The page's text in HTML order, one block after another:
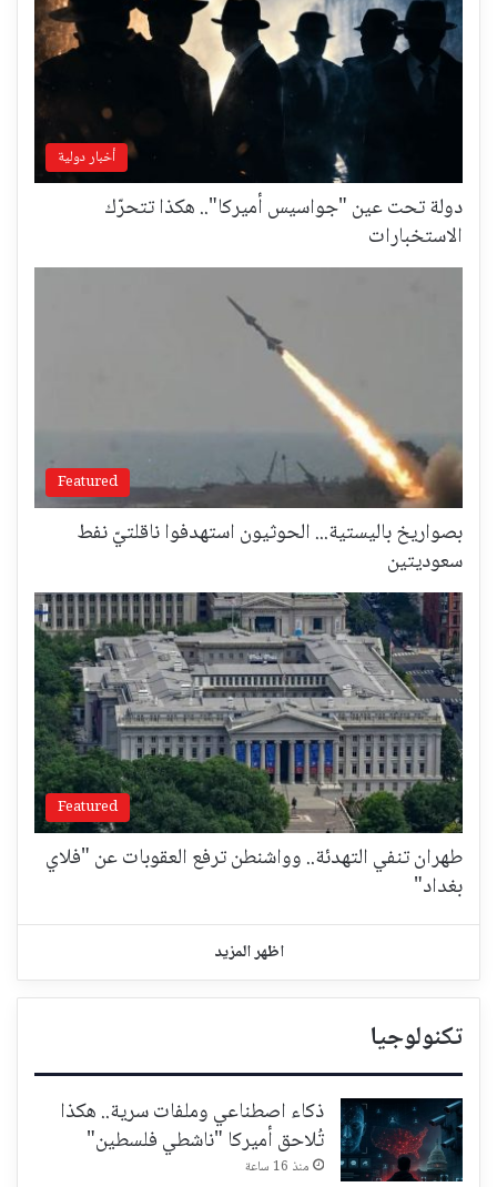
أخبار دولية
دولة تحت عين "جواسيس أميركا".. هكذا تتحرّك
الاستخبارات
Featured
بصواريخ باليستية... الحوثيون استهدفوا ناقلتيّ نفط
سعوديتين
Featured
طهران تنفي التهدئة.. وواشنطن ترفع العقوبات عن "فلاي
بغداد"
اظهر المزيد
تكنولوجيا
ذكاء اصطناعي وملفات سرية.. هكذا
تُلاحق أميركا "ناشطي فلسطين"
منذ 16 ساعة